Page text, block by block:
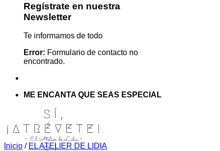
Regístrate en nuestra
Newsletter
Te informamos de todo
Error: Formulario de contacto no
encontrado.
ME ENCANTA QUE SEAS ESPECIAL
Inicio / EL ATELIER DE LIDIA